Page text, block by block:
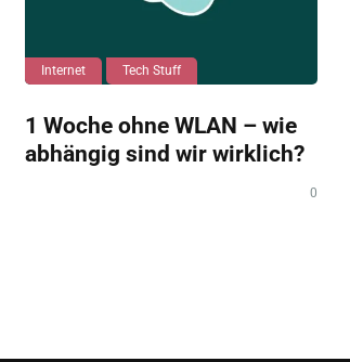
Internet Tech Stuff
1 Woche ohne WLAN – wie
abhängig sind wir wirklich?
0